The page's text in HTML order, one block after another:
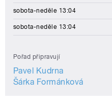
sobota-neděle 13:04
sobota-neděle 13:04
Pořad připravují
Pavel Kudrna
Šárka Formánková